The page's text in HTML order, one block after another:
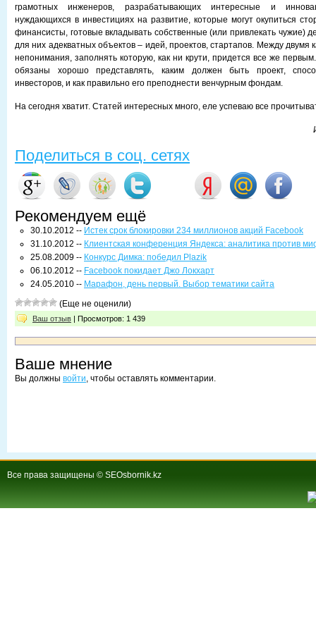
грамотных инженеров, разрабатывающих интересные и
нуждающихся в инвестициях на развитие, которые могут окупиться
финансисты, готовые вкладывать собственные (или привлекать чужие)
для них адекватных объектов – идей, проектов, стартапов. Между двумя
непонимания, заполнять которую, как ни крути, придется все же
обязаны хорошо представлять, каким должен быть проект,
инвесторов, и как правильно его преподнести венчурным фондам.
На сегодня хватит. Статей интересных много, еле успеваю все
Поделиться в соц. сетях
Рекомендуем ещё
30.10.2012 -- Истек срок блокировки 234 миллионов акций Facebook
31.10.2012 -- Клиентская конференция Яндекса: аналитика против
25.08.2009 -- Конкурс Димка: победил Plazik
06.10.2012 -- Facebook покидает Джо Локхарт
24.05.2010 -- Марафон, день первый. Выбор тематики сайта
(Еще не оценили)
Ваш отзыв | Просмотров: 1 439
Ваше мнение
Вы должны войти, чтобы оставлять комментарии.
Все права защищены © SEOsbornik.kz